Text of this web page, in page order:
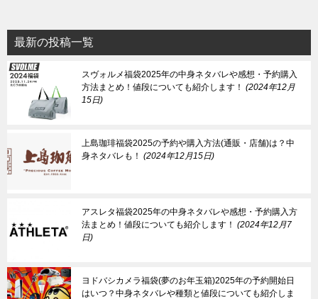
最新の投稿一覧
スヴォルメ福袋2025年の中身ネタバレや感想・予約購入
方法まとめ！値段についても紹介します！
2024年12月
15日
上島珈琲福袋2025の予約や購入方法(通販・店舗)は？中
身ネタバレも！
2024年12月15日
アスレタ福袋2025年の中身ネタバレや感想・予約購入方
法まとめ！値段についても紹介します！
2024年12月7
日
ヨドバシカメラ福袋(夢のお年玉箱)2025年の予約開始日
はいつ？中身ネタバレや種類と値段についても紹介しま